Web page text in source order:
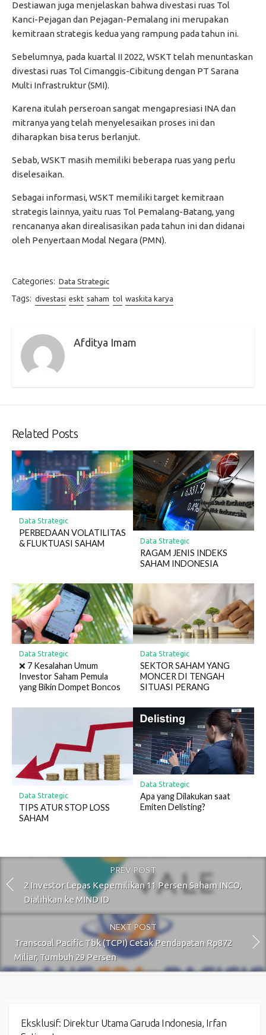
Destiawan juga menjelaskan bahwa divestasi ruas Tol
Kanci-Pejagan dan Pejagan-Pemalang ini merupakan
kemitraan strategis kedua yang rampung pada tahun ini.
Sebelumnya, pada kuartal II 2022, WSKT telah menuntaskan
divestasi ruas Tol Cimanggis-Cibitung dengan PT Sarana
Multi Infrastruktur (SMI).
Karena itulah perseroan sangat mengapresiasi INA dan
mitranya yang telah menyelesaikan proses ini dan
diharapkan bisa terus berlanjut.
Sebab, WSKT masih memiliki beberapa ruas yang perlu
diselesaikan.
Sebagai informasi, WSKT memiliki target kemitraan
strategis lainnya, yaitu ruas Tol Pemalang-Batang, yang
rencananya akan direalisasikan pada tahun ini dan didanai
oleh Penyertaan Modal Negara (PMN).
Categories: Data Strategic
Tags: divestasi eskt saham tol waskita karya
Afditya Imam
Related Posts
Data Strategic
PERBEDAAN VOLATILITAS
& FLUKTUASI SAHAM
Data Strategic
RAGAM JENIS INDEKS
SAHAM INDONESIA
Data Strategic
❌ 7 Kesalahan Umum
Investor Saham Pemula
yang Bikin Dompet Boncos
Data Strategic
SEKTOR SAHAM YANG
MONCER DI TENGAH
SITUASI PERANG
Data Strategic
TIPS ATUR STOP LOSS
SAHAM
Data Strategic
Apa yang Dilakukan saat
Emiten Delisting?
PREV POST
2 Investor Lepas Kepemilikan 11 Persen Saham INCO,
Dialihkan ke MIND ID
NEXT POST
Transcoal Pacific Tbk (TCPI) Cetak Pendapatan Rp872
Miliar, Tumbuh 29 Persen
Eksklusif: Direktur Utama Garuda Indonesia, Irfan